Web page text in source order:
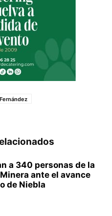
a 340 personas de la
ante el avance
de Niebla